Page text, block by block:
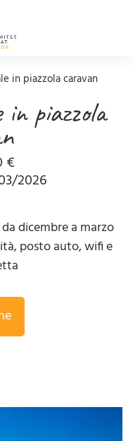
in piazzola caravan
piazzola
€
2026
dicembre a marzo
posto auto, wifi e